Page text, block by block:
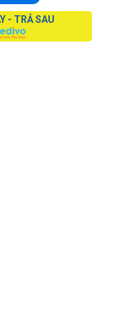
- TRẢ SAU